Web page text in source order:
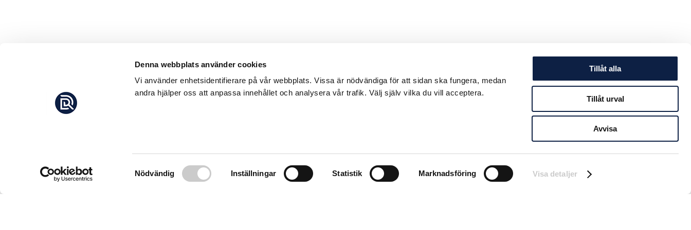
Denna webbplats använder cookies
Vi använder enhetsidentifierare på vår webbplats. Vissa är nödvändiga för att sidan ska fungera, medan
andra hjälper oss att anpassa innehållet och analysera vår trafik. Välj själv vilka du vill acceptera.
Samtyckesval
Nödvändig Inställningar Statistik Marknadsföring Visa detaljer
Tillåt alla
Tillåt urval
Avvisa